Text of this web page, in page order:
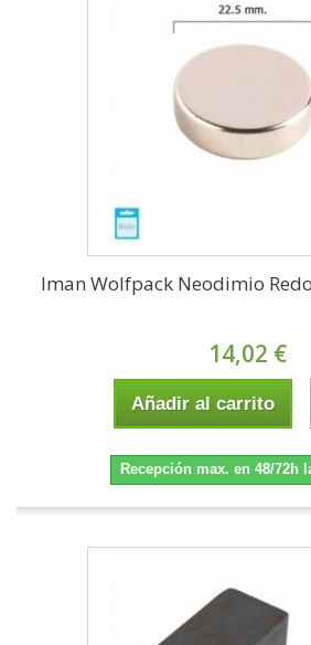
Iman Wolfpack Neodimio
14,02 €
Añadir al carrito
Recepción max. en 48/72h